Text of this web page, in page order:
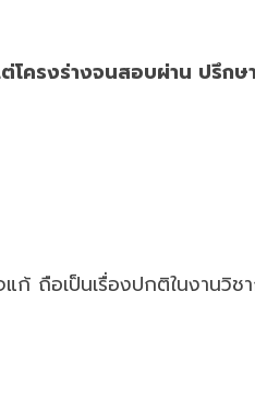
รงร่างจนสอบผ่าน ปรึกษ
ถือเป็นเรื่องปกติในงานวิช